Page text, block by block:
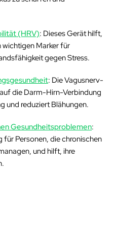
(HRV): Dieses Gerät hilft,
wichtigen Marker für
gegen Stress.
: Die Vagusnerv-
die Darm-Hirn-Verbindung
und reduziert Blähungen.
Gesundheitsproblemen:
Personen, die chronischen
und hilft, ihre